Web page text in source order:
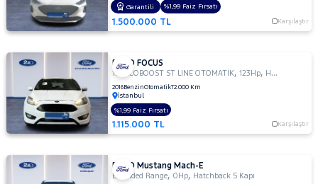
1.500.000 TL Karşılaştır
Garantili %1,99 Faiz Fırsatı
FORD FOCUS
1.0 ECOBOOST ST LINE OTOMATİK,123Hp, Hatchback 5 Kapı
2016BenzinOtomatik72.000 Km
İstanbul
1.115.000 TL Karşılaştır
%1,99 Faiz Fırsatı
FORD Mustang Mach-E
Extended Range, 0Hp, Hatchback 5 Kapı